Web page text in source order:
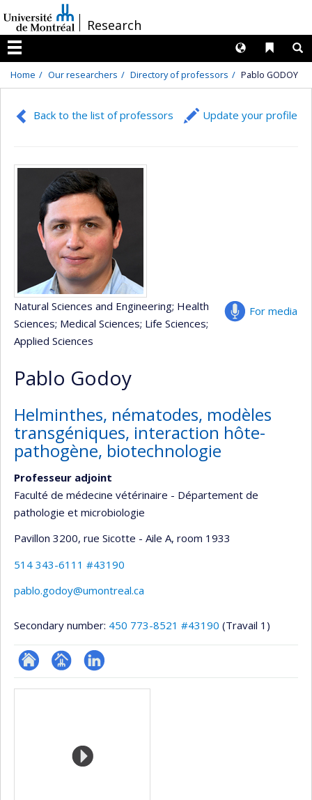
au
contenu
/Research
Menu
Liens
Langues
Home Our researchers Directory of professors Pablo GODOY
Back to the list of professors Update your profile
For media
Natural Sciences and Engineering; Health
Sciences; Medical Sciences; Life Sciences;
Applied Sciences
Pablo Godoy
Helminthes, nématodes, modèles
transgéniques, interaction hôte-
pathogène, biotechnologie
Professeur adjoint
Faculté de médecine vétérinaire - Département de
pathologie et microbiologie
Pavillon 3200, rue Sicotte - Aile A, room 1933
514 343-6111 #43190
pablo.godoy@umontreal.ca
Secondary number: 450 773-8521 #43190 (Travail 1)
ResearchGate
Page LinkedIn
Media